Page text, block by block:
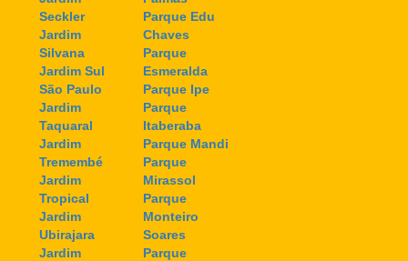
Seckler
Jardim
Silvana
Jardim Sul
São Paulo
Jardim
Taquaral
Jardim
Tremembé
Jardim
Tropical
Jardim
Ubirajara
Jardim
Parque Edu
Chaves
Parque
Esmeralda
Parque Ipe
Parque
Itaberaba
Parque Mandi
Parque
Mirassol
Parque
Monteiro
Soares
Parque